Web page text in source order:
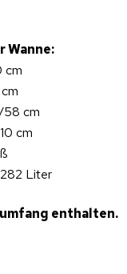
Wanne:
cm
cm
cm
Liter
enthalten.